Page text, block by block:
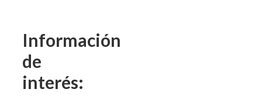
Información
de
interés: